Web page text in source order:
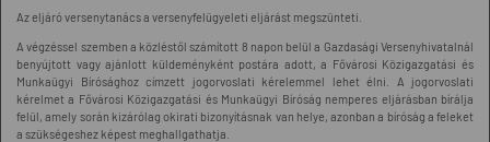
Az eljáró versenytanács a versenyfelügyeleti eljárást megszünteti.
A végzéssel szemben a közléstől számított 8 napon belül a Gazdasági Versenyhivatalnál
benyújtott vagy ajánlott küldeményként postára adott, a Fővárosi Közigazgatási és
Munkaügyi Bírósághoz címzett jogorvoslati kérelemmel lehet élni. A jogorvoslati
kérelmet a Fővárosi Közigazgatási és Munkaügyi Bíróság nemperes eljárásban bírálja
felül, amely során kizárólag okirati bizonyításnak van helye, azonban a bíróság a feleket
a szükségeshez képest meghallgathatja.